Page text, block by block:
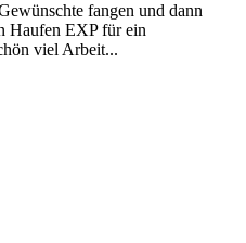
fangen und dann
Haufen EXP für ein
viel Arbeit...